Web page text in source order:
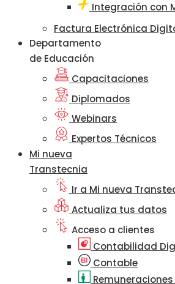
Integración con
Factura Electrónica
Departamento
de Educación
Capacitaciones
Diplomados
Webinars
Expertos Técnicos
Mi nueva
Transtecnia
Ir a Mi nueva
Actualiza tus datos
Acceso a clientes
Contabilidad
Contable